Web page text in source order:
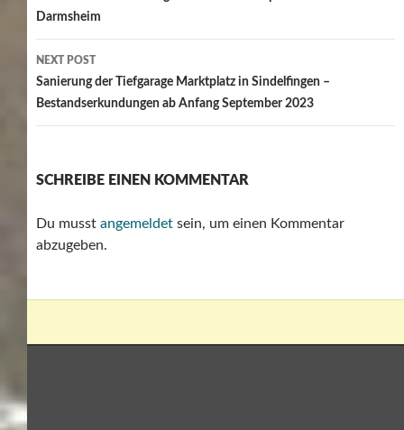
Darmsheim
NEXT POST
Sanierung der Tiefgarage Marktplatz in Sindelfingen –
Bestandserkundungen ab Anfang September 2023
SCHREIBE EINEN KOMMENTAR
Du musst angemeldet sein, um einen Kommentar
abzugeben.